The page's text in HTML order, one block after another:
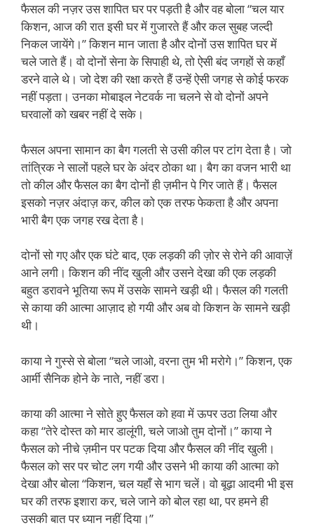
फैसल की नज़र उस शापित घर पर पड़ती है और वह बोला “चल यार
किशन, आज की रात इसी घर में गुजारते हैं और कल सुबह जल्दी
निकल जायेंगे।” किशन मान जाता है और दोनों उस शापित घर में
चले जाते हैं। वो दोनों सेना के सिपाही थे, तो ऐसी बंद जगहों से कहाँ
डरने वाले थे। जो देश की रक्षा करते हैं उन्हें ऐसी जगह से कोई फरक
नहीं पड़ता। उनका मोबाइल नेटवर्क ना चलने से वो दोनों अपने
घरवालों को खबर नहीं दे सके।
फैसल अपना सामान का बैग गलती से उसी कील पर टांग देता है। जो
तांत्रिक ने सालों पहले घर के अंदर ठोका था। बैग का वजन भारी था
तो कील और फैसल का बैग दोनों ही ज़मीन पे गिर जाते हैं। फैसल
इसको नज़र अंदाज़ कर, कील को एक तरफ फेकता है और अपना
भारी बैग एक जगह रख देता है।
दोनों सो गए और एक घंटे बाद, एक लड़की की ज़ोर से रोने की आवाज़ें
आने लगी। किशन की नींद खुली और उसने देखा की एक लड़की
बहुत डरावने भूतिया रूप में उसके सामने खड़ी थी। फैसल की गलती
से काया की आत्मा आज़ाद हो गयी और अब वो किशन के सामने खड़ी
थी।
काया ने गुस्से से बोला “चले जाओ, वरना तुम भी मरोगे।” किशन, एक
आर्मी सैनिक होने के नाते, नहीं डरा।
काया की आत्मा ने सोते हुए फैसल को हवा में ऊपर उठा लिया और
कहा “तेरे दोस्त को मार डालूंगी, चले जाओ तुम दोनों।” काया ने
फैसल को नीचे ज़मीन पर पटक दिया और फैसल की नींद खुली।
फैसल को सर पर चोट लग गयी और उसने भी काया की आत्मा को
देखा और बोला “किशन, चल यहाँ से भाग चलें। वो बूढ़ा आदमी भी इस
घर की तरफ इशारा कर, चले जाने को बोल रहा था, पर हमने ही
उसकी बात पर ध्यान नहीं दिया।”